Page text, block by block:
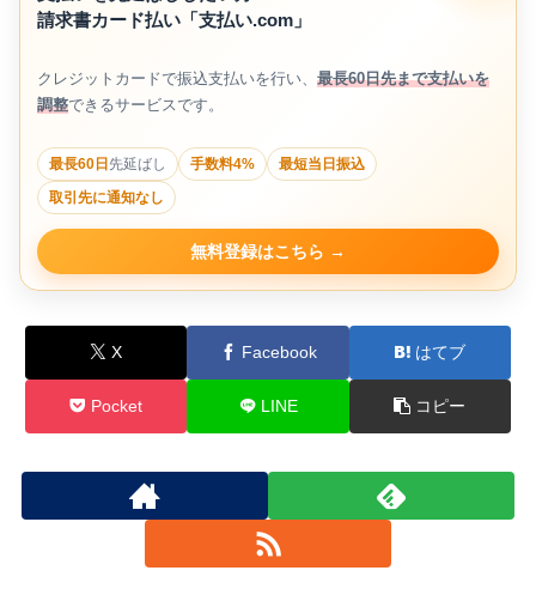
請求書カード払い「支払い.com」
クレジットカードで振込支払いを行い、 最長60日先まで支払いを
調整できるサービスです。
最長60日先延ばし 手数料4%
最短当日振込
取引先に通知なし
無料登録はこちら
X Facebook はてブ
Pocket LINE コピー